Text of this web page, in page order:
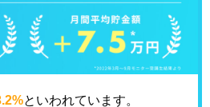
といわれています。